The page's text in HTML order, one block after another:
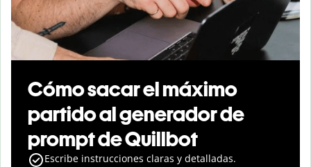
Cómo sacar el máximo
partido al generador de
prompt de Quillbot
Escribe instrucciones claras y detalladas.